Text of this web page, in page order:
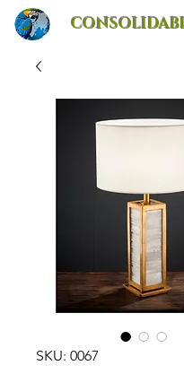
SKU: 0067